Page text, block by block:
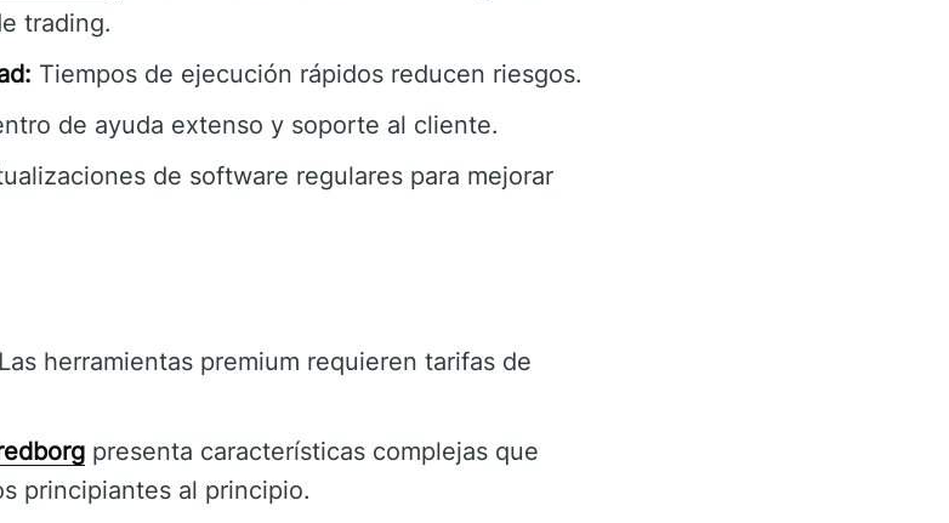
trading.
Tiempos de ejecución rápidos reducen riesgos.
de ayuda extenso y soporte al cliente.
de software regulares para mejorar
Las herramientas premium requieren tarifas de
presenta características complejas que
principiantes al principio.